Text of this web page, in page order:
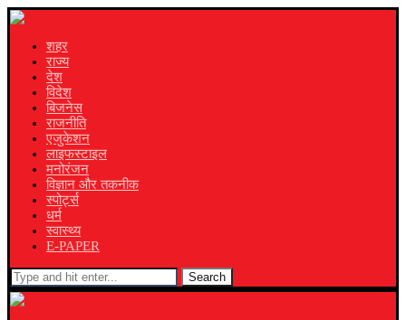
शहर
राज्य
देश
विदेश
बिजनेस
राजनीति
एजुकेशन
लाइफस्टाइल
मनोरंजन
विज्ञान और तकनीक
स्पोर्ट्स
धर्म
स्वास्थ्य
E-PAPER
Search